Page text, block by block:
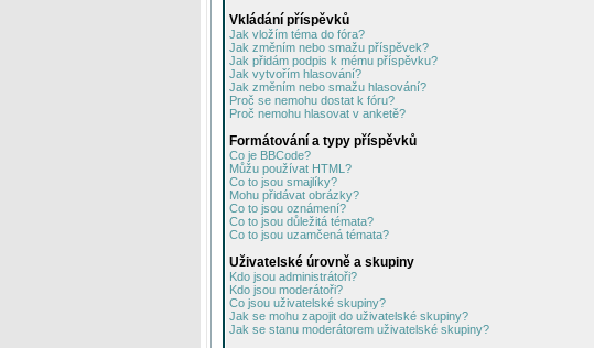
Vkládání příspěvků
Jak vložím téma do fóra?
Jak změním nebo smažu příspěvek?
Jak přidám podpis k mému příspěvku?
Jak vytvořím hlasování?
Jak změním nebo smažu hlasování?
Proč se nemohu dostat k fóru?
Proč nemohu hlasovat v anketě?
Formátování a typy příspěvků
Co je BBCode?
Můžu používat HTML?
Co to jsou smajlíky?
Mohu přidávat obrázky?
Co to jsou oznámení?
Co to jsou důležitá témata?
Co to jsou uzamčená témata?
Uživatelské úrovně a skupiny
Kdo jsou administrátoři?
Kdo jsou moderátoři?
Co jsou uživatelské skupiny?
Jak se mohu zapojit do uživatelské skupiny?
Jak se stanu moderátorem uživatelské skupiny?